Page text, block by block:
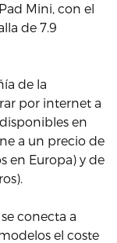
Mini, con el
de 7.9
de la
por internet a
en
a un precio de
en Europa) y de
conecta a
el coste